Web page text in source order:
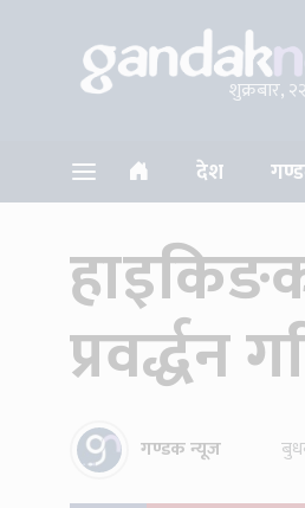
शुक्रबार,
देश
प्रवर्द्धन
गण्डक न्यूज